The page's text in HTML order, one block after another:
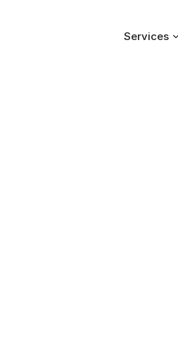
Services